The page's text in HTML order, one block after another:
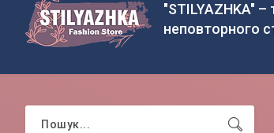
"STILYAZHKA" –
неповторного